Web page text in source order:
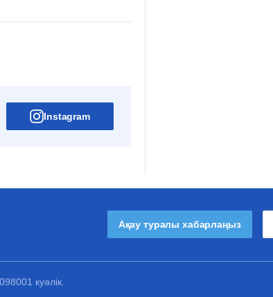
Instagram
Ақау туралы хабарлаңыз
куәлік.